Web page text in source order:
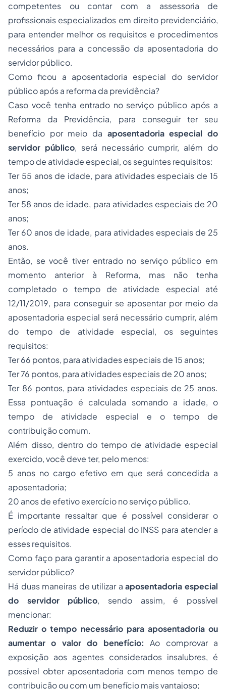
competentes ou contar com a assessoria de
profissionais especializados em direito previdenciário,
para entender melhor os requisitos e procedimentos
necessários para a concessão da aposentadoria do
servidor público.
Como ficou a aposentadoria especial do servidor
público após a reforma da previdência?
Caso você tenha entrado no serviço público após a
Reforma da Previdência, para conseguir ter seu
benefício por meio da aposentadoria especial do
servidor público, será necessário cumprir, além do
tempo de atividade especial, os seguintes requisitos:
Ter 55 anos de idade, para atividades especiais de 15
anos;
Ter 58 anos de idade, para atividades especiais de 20
anos;
Ter 60 anos de idade, para atividades especiais de 25
anos.
Então, se você tiver entrado no serviço público em
momento anterior à Reforma, mas não tenha
completado o tempo de atividade especial até
12/11/2019, para conseguir se aposentar por meio da
aposentadoria especial será necessário cumprir, além
do tempo de atividade especial, os seguintes
requisitos:
Ter 66 pontos, para atividades especiais de 15 anos;
Ter 76 pontos, para atividades especiais de 20 anos;
Ter 86 pontos, para atividades especiais de 25 anos.
Essa pontuação é calculada somando a idade, o
tempo de atividade especial e o tempo de
contribuição comum.
Além disso, dentro do tempo de atividade especial
exercido, você deve ter, pelo menos:
5 anos no cargo efetivo em que será concedida a
aposentadoria;
20 anos de efetivo exercício no serviço público.
É importante ressaltar que é possível considerar o
período de atividade especial do INSS para atender a
esses requisitos.
Como faço para garantir a aposentadoria especial do
servidor público?
Há duas maneiras de utilizar aaposentadoria especial
do servidor público, sendo assim, é possível
mencionar:
Reduzir o tempo necessário para aposentadoria ou
aumentar o valor do benefício: Ao comprovar a
exposição aos agentes considerados insalubres, é
possível obter aposentadoria com menos tempo de
contribuição ou com um benefício mais vantajoso;